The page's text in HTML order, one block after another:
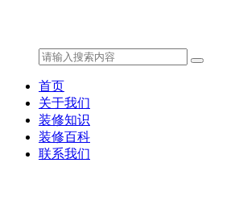
首页
关于我们
装修知识
装修百科
联系我们